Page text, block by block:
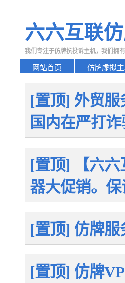
六六互联
我们专注于仿牌抗投诉主机，我们拥
网站首页 仿牌虚拟
[置顶] 外贸服
国内在严打诈
[置顶] 【六六
器大促销。保
[置顶] 仿牌服
[置顶] 仿牌